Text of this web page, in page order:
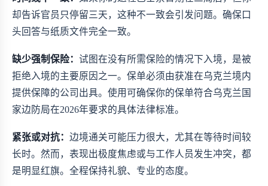
却告诉官员只停留三天，这种不一致会引发问题。确保口
头回答与纸质文件完全一致。
缺少强制保险： 试图在没有所需保险的情况下入境，是被
拒绝入境的主要原因之一。保单必须由获准在乌克兰境内
提供保障的公司出具。使用可确保你的保单符合乌克兰国
家边防局在2026年要求的具体法律标准。
紧张或对抗： 边境通关可能压力很大，尤其在等待时间较
长时。然而，表现出极度焦虑或与工作人员发生冲突，都
是明显红旗。全程保持礼貌、专业的态度。